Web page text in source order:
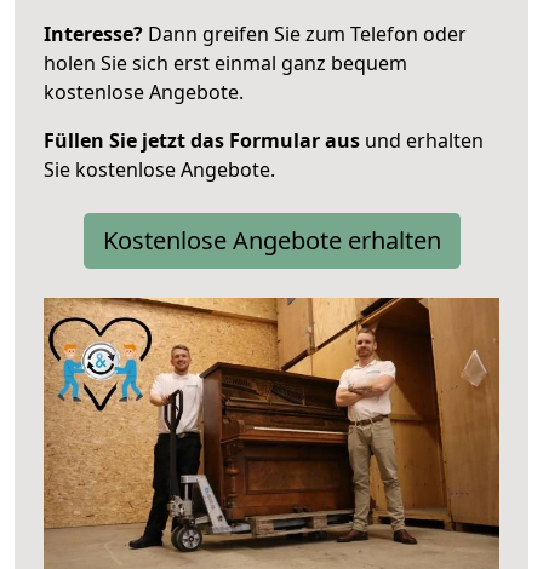
Interesse? Dann greifen Sie zum Telefon oder
holen Sie sich erst einmal ganz bequem
kostenlose Angebote.
Füllen Sie jetzt das Formular aus und erhalten
Sie kostenlose Angebote.
Kostenlose Angebote erhalten